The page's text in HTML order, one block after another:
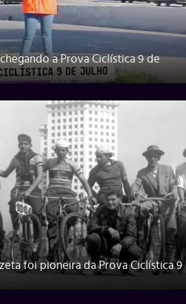
a Prova Ciclística 9 de
foi pioneira da Prova Ciclística 9